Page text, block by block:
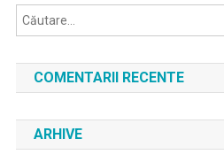
COMENTARII RECENTE
ARHIVE